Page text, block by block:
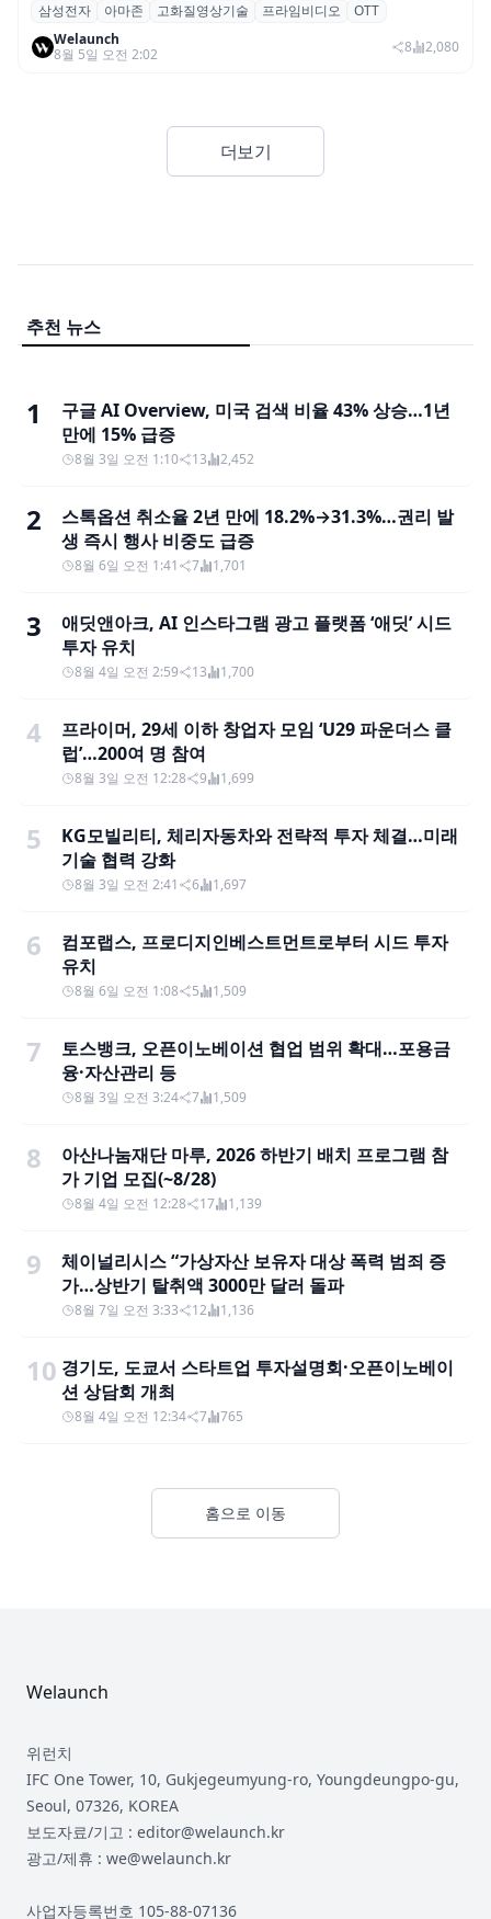
삼성전자·아마존, 프라임 비디오에 ‘HDR10+
어드밴스드’ 적용
삼성전자 아마존 고화질영상기술 프라임비디오
OTT
Welaunch
8월 5일 오전 2:02
8 2,080
더보기
추천 뉴스
1
구글 AI Overview, 미국 검색 비율 43% 상승…1년
만에 15% 급증
8월 3일 오전 1:10 13 2,452
2
스톡옵션 취소율 2년 만에 18.2%→31.3%…권리 발
생 즉시 행사 비중도 급증
8월 6일 오전 1:41 7 1,701
3
애딧앤아크, AI 인스타그램 광고 플랫폼 ‘애딧’ 시드
투자 유치
8월 4일 오전 2:59 13 1,700
4
프라이머, 29세 이하 창업자 모임 ‘U29 파운더스 클
럽’…200여 명 참여
8월 3일 오전 12:28 9 1,699
5
KG모빌리티, 체리자동차와 전략적 투자 체결…미래
기술 협력 강화
8월 3일 오전 2:41 6 1,697
6
컴포랩스, 프로디지인베스트먼트로부터 시드 투자
유치
8월 6일 오전 1:08 5 1,509
7
토스뱅크, 오픈이노베이션 협업 범위 확대…포용금
융·자산관리 등
8월 3일 오전 3:24 7 1,509
8
아산나눔재단 마루, 2026 하반기 배치 프로그램 참
가 기업 모집(~8/28)
8월 4일 오전 12:28 17 1,139
9
체이널리시스 “가상자산 보유자 대상 폭력 범죄 증
가…상반기 탈취액 3000만 달러 돌파
8월 7일 오전 3:33 12 1,136
10 경기도, 도쿄서 스타트업 투자설명회·오픈이노베이
션 상담회 개최
8월 4일 오전 12:34 7 765
홈으로 이동
Welaunch
위런치
IFC One Tower, 10, Gukjegeumyung-ro, Youngdeungpo-gu,
Seoul, 07326, KOREA
보도자료/기고 : editor@welaunch.kr
광고/제휴 : we@welaunch.kr
사업자등록번호 105-88-07136